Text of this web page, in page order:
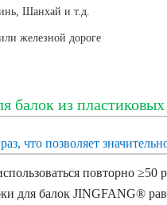
Шанхай и т.д.
железной дороге
балок из
что позволяет
повторно ≥50
для балок JINGFANG®